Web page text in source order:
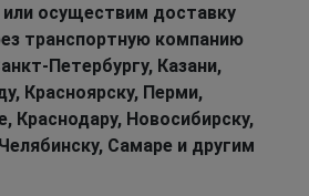
или осуществим доставку
транспортную компанию
Петербургу, Казани,
Красноярску, Перми,
Краснодару, Новосибирску,
Самаре и другим